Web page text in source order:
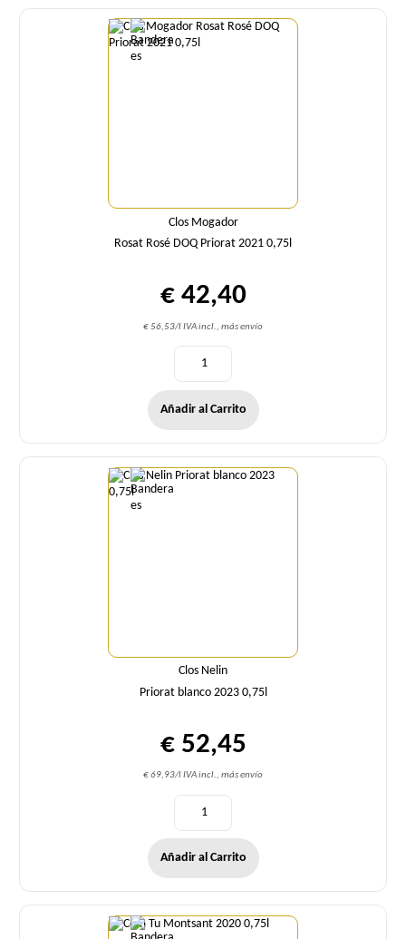
Clos Mogador
Rosat Rosé DOQ Priorat 2021 0,75l
€ 42,40
€ 56,53/l IVA incl., más envío
Cantidad
Añadir al Carrito
Clos Nelin
Priorat blanco 2023 0,75l
€ 52,45
€ 69,93/l IVA incl., más envío
Cantidad
Añadir al Carrito
Cantidad